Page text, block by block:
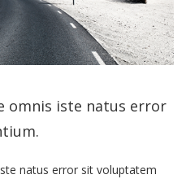
omnis iste natus error
natus error sit voluptatem